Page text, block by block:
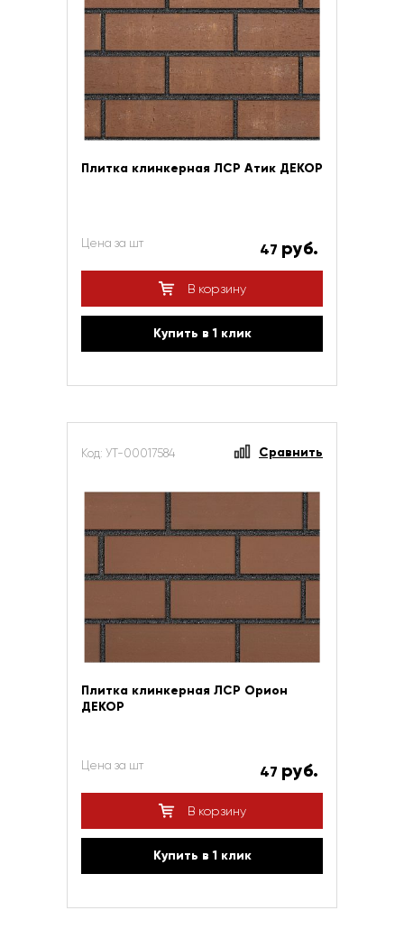
Плитка клинкерная ЛСР Атик ДЕКОР
Цена за шт 47 руб.
В корзину
Купить в 1 клик
Код: УТ-00017584 Сравнить
Плитка клинкерная ЛСР Орион
ДЕКОР
Цена за шт 47 руб.
В корзину
Купить в 1 клик